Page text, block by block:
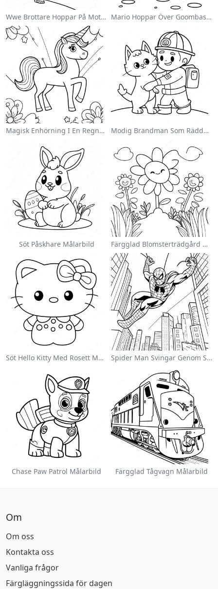
Wwe Brottare Hoppar På Motståndare Målarbild Mario Hoppar Över Goombas Målarbild
Magisk Enhörning I En Regnbåge Målarbild Modig Brandman Som Räddar En Katt Målarbild
Söt Påskhare Målarbild Färgglad Blomsterträdgård Målarbild
Söt Hello Kitty Med Rosett Målarbild Spider Man Svingar Genom Staden Målarbild
Chase Paw Patrol Målarbild Färgglad Tågvagn Målarbild
Om
Om oss
Kontakta oss
Vanliga frågor
Färgläggningssida för dagen